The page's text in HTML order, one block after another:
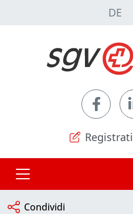
DE
Registrati
Condividi